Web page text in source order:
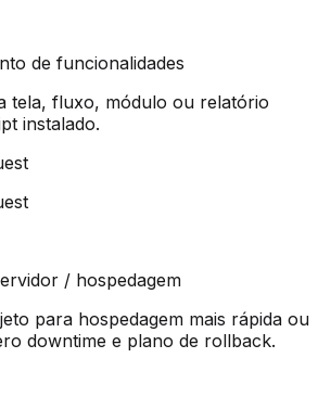
de funcionalidades
tela, fluxo, módulo ou relatório
instalado.
/ hospedagem
para hospedagem mais rápida ou
downtime e plano de rollback.